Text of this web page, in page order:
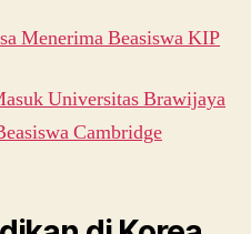
Menerima Beasiswa KIP
Universitas Brawijaya
Cambridge